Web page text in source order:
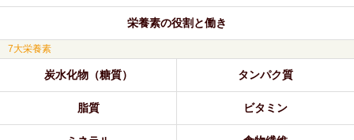
栄養素の役割と働き
7大栄養素
炭水化物（糖質） タンパク質
脂質 ビタミン